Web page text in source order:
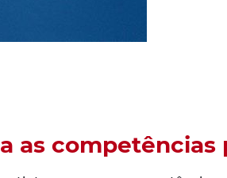
as competências